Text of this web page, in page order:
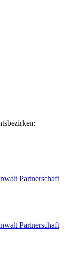
Partnerschaft
Partnerschaft